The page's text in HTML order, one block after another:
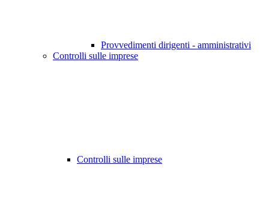
Provvedimenti dirigenti - amministrativi
Controlli sulle imprese
Controlli sulle imprese